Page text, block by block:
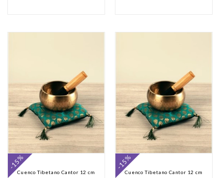
Cuenco Tibetano Cantor 12 cm
-15%
Cuenco Tibetano Cantor 12 cm
-15%